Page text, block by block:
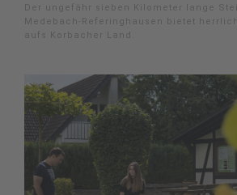
Der ungefähr sieben Kilometer lange
Medebach-Referinghausen bietet
aufs Korbacher Land.